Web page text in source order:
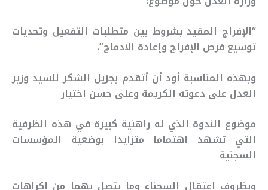
“الإفراج المقيد بشروط بين متطلبات التفعيل وتحديات
توسيع فرص الإفراج وإعادة الادماج”.
وبهذه المناسبة أود أن أتقدم بجزيل الشكر للسيد وزير
العدل على دعوته الكريمة وعلى حسن اختيار
موضوع الندوة الذي له راهنية كبيرة في هذه الظرفية
التي تشهد اهتماما متزايدا بوضعية المؤسسات
السجنية
وبظروف اعتقال السجناء وما يتصل بهما من اكراهات